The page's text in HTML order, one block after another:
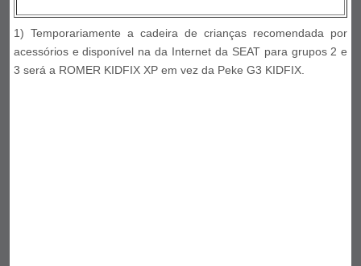
1) Temporariamente a cadeira de crianças recomendada por
acessórios e disponível na da Internet da SEAT para grupos 2 e
3 será a ROMER KIDFIX XP em vez da Peke G3 KIDFIX.